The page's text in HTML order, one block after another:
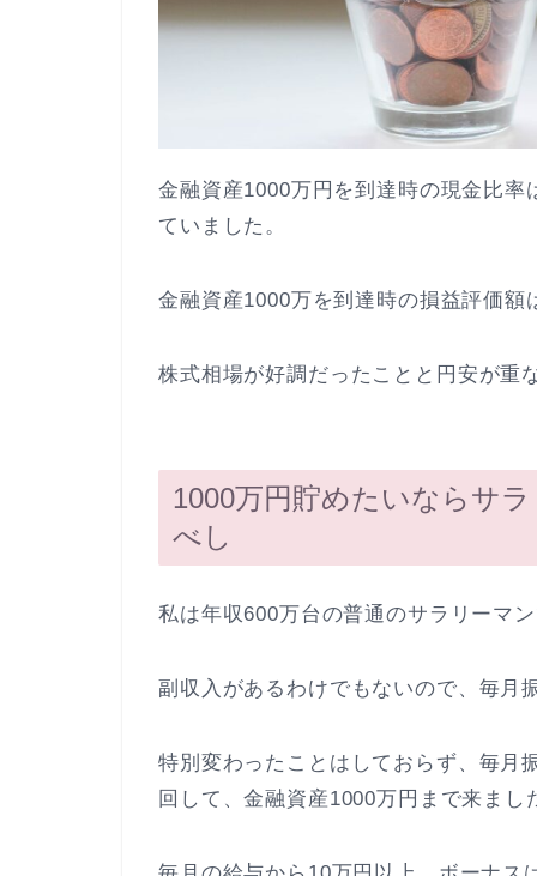
金融資産1000万円を到達時の現金比
ていました。
金融資産1000万を到達時の損益評価額
株式相場が好調だったことと円安が重
1000万円貯めたいならサ
べし
私は年収600万台の普通のサラリーマ
副収入があるわけでもないので、毎月
特別変わったことはしておらず、毎月
回して、金融資産1000万円まで来まし